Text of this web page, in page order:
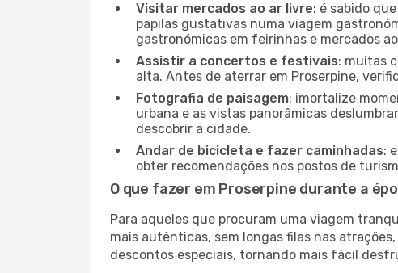
Visitar mercados ao ar livre: é sabido
papilas gustativas numa viagem
gastronómicas em feirinhas e mercados
Assistir a concertos e festivais: muitas
alta. Antes de aterrar em Proserpine,
Fotografia de paisagem: imortalize
urbana e as vistas panorâmicas
descobrir a cidade.
Andar de bicicleta e fazer caminhadas:
obter recomendações nos postos de
O que fazer em Proserpine durante a
Para aqueles que procuram uma viagem
mais autênticas, sem longas filas nas
descontos especiais, tornando mais fácil